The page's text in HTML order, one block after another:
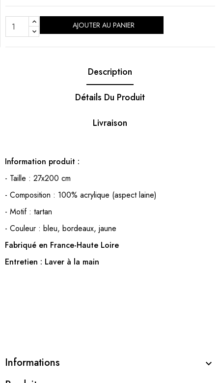
AJOUTER AU PANIER
Description
Détails Du Produit
Livraison
Information produit :
- Taille : 27x200 cm
- Composition : 100% acrylique (aspect laine)
- Motif : tartan
- Couleur : bleu, bordeaux, jaune
Fabriqué en France-Haute Loire
Entretien : Laver à la main
Informations 